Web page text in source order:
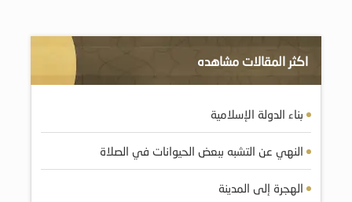
اكثر المقالات مشاهده
بناء الدولة الإسلامية
النهي عن التشبه ببعض الحيوانات في الصلاة
الهجرة إلى المدينة